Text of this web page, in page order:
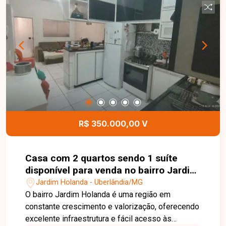
churrasqueira, pia e piscina aquecida com
hidromassagem, ideal para momentos de lazer e
confraternização. O imóvel conta ainda com
torneiras e chuveiros com aquecimento,
acabamento moderno e 04 vagas de garagem,
sendo 02 cobertas e 02 descobertas,
proporcionando conforto, sofisticação e
funcionalidade. Entre em contato para mais
informações e agende uma visita para conhecer
esta excelente oportunidade.
R$ 350.000,00 V
Casa com 2 quartos sendo 1 suíte
disponível para venda no bairro Jardim
Holanda em Uberlândia-MG
Jardim Holanda - Uberlândia/MG
O bairro Jardim Holanda é uma região em
constante crescimento e valorização, oferecendo
excelente infraestrutura e fácil acesso às